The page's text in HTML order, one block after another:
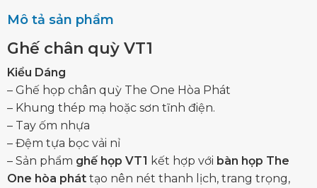
Mô tả sản phẩm
Ghế chân quỳ VT1
Kiểu Dáng
– Ghế họp chân quỳ The One Hòa Phát
– Khung thép mạ hoặc sơn tĩnh điện.
– Tay ốm nhựa
– Đệm tựa bọc vải nỉ
– Sản phẩm ghế họp VT1 kết hợp với bàn họp The
One hòa phát tạo nên nét thanh lịch, trang trọng,